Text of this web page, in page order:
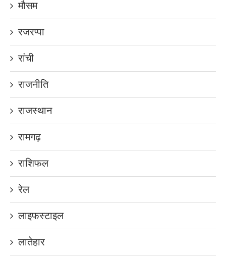
मौसम
रजरप्पा
रांची
राजनीति
राजस्थान
रामगढ़
राशिफल
रेल
लाइफस्टाइल
लातेहार